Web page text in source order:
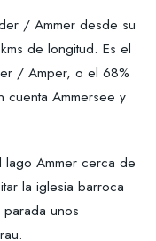
/ Ammer desde su
de longitud. Es el
/ Amper, o el 68%
Ammersee y
Ammer cerca de
la iglesia barroca
unos